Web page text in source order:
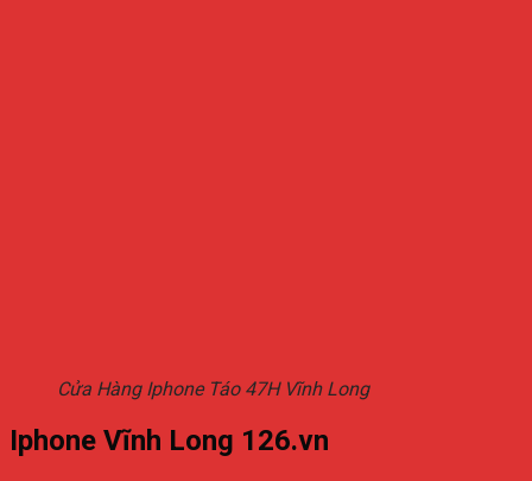
Cửa Hàng Iphone Táo 47H Vĩnh Long
Iphone Vĩnh Long 126.vn